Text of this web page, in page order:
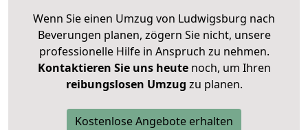
Wenn Sie einen Umzug von Ludwigsburg nach
Beverungen planen, zögern Sie nicht, unsere
professionelle Hilfe in Anspruch zu nehmen.
Kontaktieren Sie uns heutenoch, um Ihren
reibungslosen Umzug zu planen.
Kostenlose Angebote erhalten